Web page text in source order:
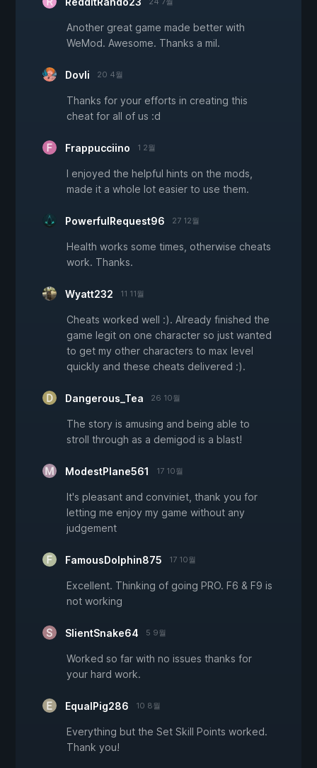
Another great game made better with
WeMod. Awesome. Thanks a mil.
Dovli 20 4월
Thanks for your efforts in creating this
cheat for all of us :d
Frappucciino 1 2월
I enjoyed the helpful hints on the mods,
made it a whole lot easier to use them.
PowerfulRequest96 27 12월
Health works some times, otherwise cheats
work. Thanks.
Wyatt232 11 11월
Cheats worked well :). Already finished the
game legit on one character so just wanted
to get my other characters to max level
quickly and these cheats delivered :).
Dangerous_Tea 26 10월
The story is amusing and being able to
stroll through as a demigod is a blast!
ModestPlane561 17 10월
It's pleasant and conviniet, thank you for
letting me enjoy my game without any
judgement
FamousDolphin875 17 10월
Excellent. Thinking of going PRO. F6 & F9 is
not working
SlientSnake64 5 9월
Worked so far with no issues thanks for
your hard work.
EqualPig286 10 8월
Everything but the Set Skill Points worked.
Thank you!